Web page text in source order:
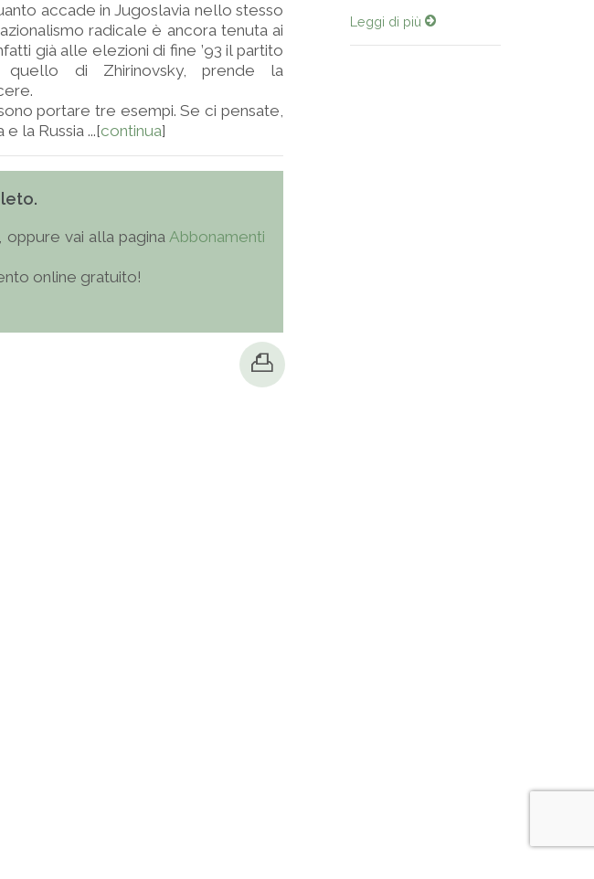
accade in Jugoslavia nello stesso
radicale è ancora tenuta ai
già alle elezioni di fine ’93 il partito
quello di Zhirinovsky, prende la
portare tre esempi. Se ci pensate,
la Russia ...[continua]
vai alla paginaAbbonamenti
online gratuito!
Leggi di più